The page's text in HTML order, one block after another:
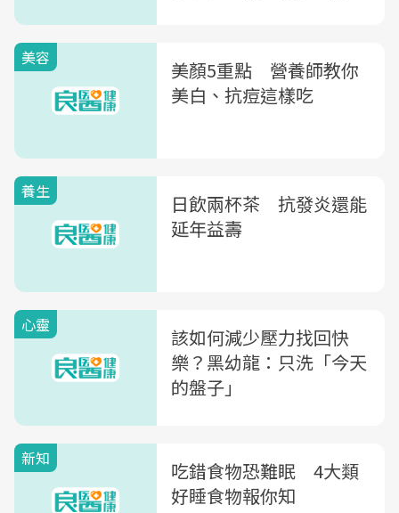
美容
美顏5重點 營養師教你
美白、抗痘這樣吃
養生
日飲兩杯茶 抗發炎還能
延年益壽
心靈
該如何減少壓力找回快
樂？黑幼龍：只洗「今天
的盤子」
新知
吃錯食物恐難眠 4大類
好睡食物報你知